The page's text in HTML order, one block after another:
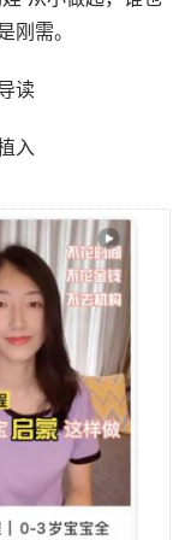
刚需。
读
入